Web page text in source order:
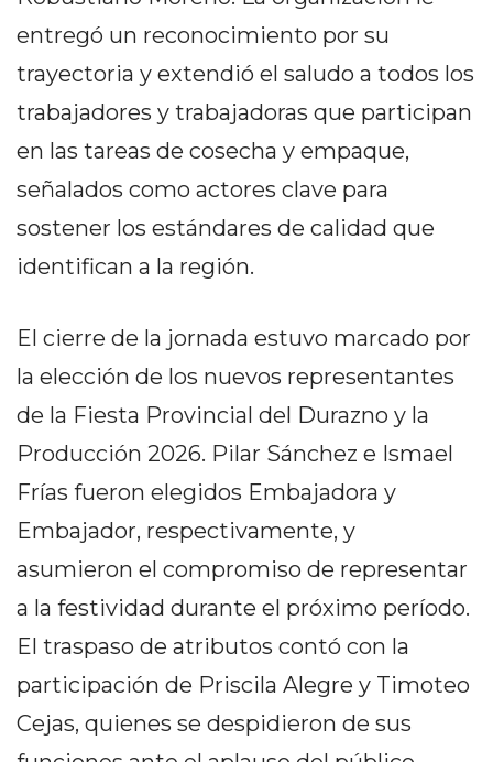
ROJAS
VIRTUAL
NOTICIAS
ARRECIFES
NOTICIAS
DE
Y
NOTICIAS
NOTICIAS
DE
CAMPANA
DE
LA
CRUZ
(BUENOS
AIRES)
EL
entregó un reconocimiento por su
trayectoria y extendió el saludo a todos los
trabajadores y trabajadoras que participan
en las tareas de cosecha y empaque,
señalados como actores clave para
sostener los estándares de calidad que
identifican a la región.
El cierre de la jornada estuvo marcado por
la elección de los nuevos representantes
de la Fiesta Provincial del Durazno y la
Producción 2026. Pilar Sánchez e Ismael
Frías fueron elegidos Embajadora y
Embajador, respectivamente, y
asumieron el compromiso de representar
a la festividad durante el próximo período.
El traspaso de atributos contó con la
participación de Priscila Alegre y Timoteo
Cejas, quienes se despidieron de sus